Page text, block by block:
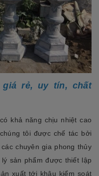
rẻ, uy tín, chất
khả năng chịu nhiệt cao
tôi được chế tác bởi
chuyên gia phong thủy
sản phẩm được thiết lập
xuất tới khâu kiểm soát